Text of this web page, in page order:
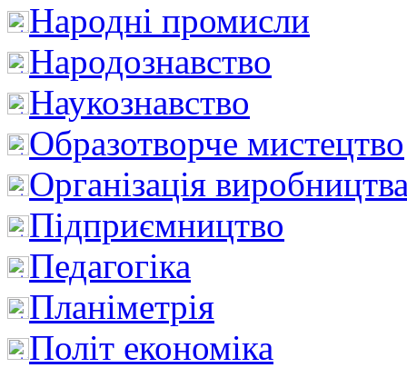
Народні промисли
Народознавство
Наукознавство
Образотворче мистецтво
Організація
Підприємництво
Педагогіка
Планіметрія
Політ економіка